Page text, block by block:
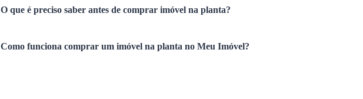
O que é preciso saber antes de comprar imóvel na planta?
Como funciona comprar um imóvel na planta no Meu Imóvel?